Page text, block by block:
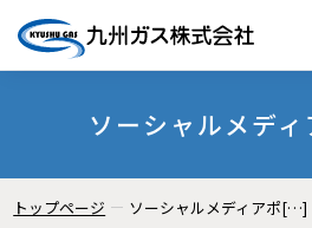
ソーシャルメデ
トップページ ソーシャルメディアポ[…]